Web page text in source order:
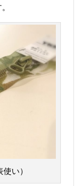
い）